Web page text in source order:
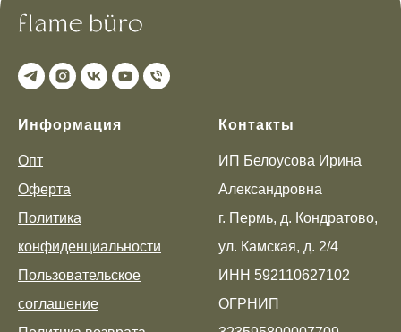
Информация
Опт
Оферта
Политика
конфиденциальности
Пользовательское
соглашение
Контакты
ИП Белоусова Ирина
Александровна
г. Пермь, д. Кондратово,
ул. Камская, д. 2/4
ИНН 592110627102
ОГРНИП